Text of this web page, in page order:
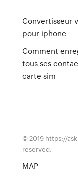
Convertisseur
pour iphone
Comment
tous ses
carte sim
© 2019 https://
reserved.
MAP